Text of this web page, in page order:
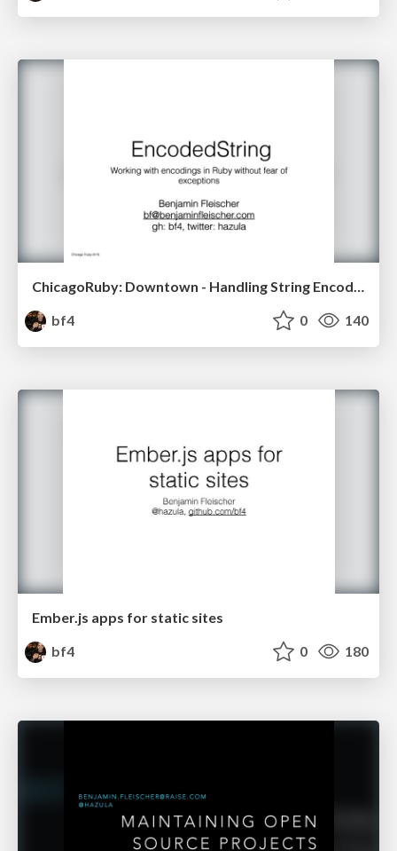
ChicagoRuby: Downtow­­n - Handling String Encoding Failures/Normalizat­­­i­­on
bf4
0 140
Ember.js apps for static sites
bf4
0 180